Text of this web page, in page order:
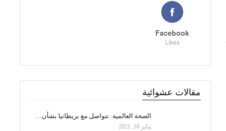
Facebook
Likes
مقالات عشوائية
الصحة العالمية: نتواصل مع بريطانيا بشأن…
يناير 18, 2021